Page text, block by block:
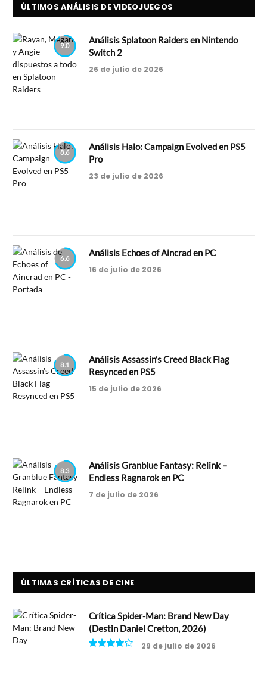
ÚLTIMOS ANÁLISIS DE VIDEOJUEGOS
9.0
Análisis Splatoon Raiders en Nintendo
Switch 2
26 de julio de 2026
8.6
Análisis Halo: Campaign Evolved en PS5
Pro
23 de julio de 2026
6.6
Análisis Echoes of Aincrad en PC
16 de julio de 2026
8.1
Análisis Assassin’s Creed Black Flag
Resynced en PS5
15 de julio de 2026
8.3
Análisis Granblue Fantasy: Relink –
Endless Ragnarok en PC
7 de julio de 2026
ÚLTIMAS CRÍTICAS DE CINE
Crítica Spider-Man: Brand New Day
(Destin Daniel Cretton, 2026)
29 de julio de 2026